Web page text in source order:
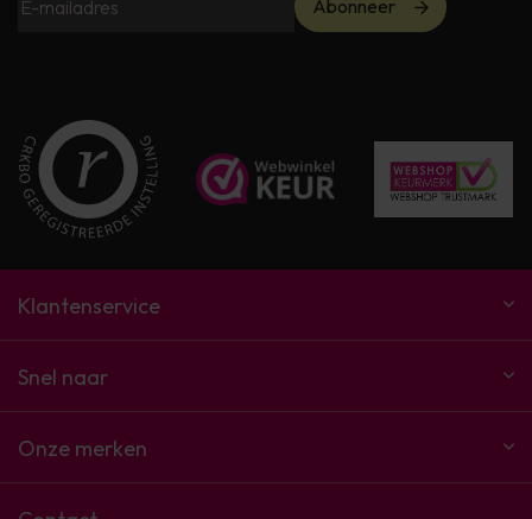
Abonneer
Klantenservice
Snel naar
Onze merken